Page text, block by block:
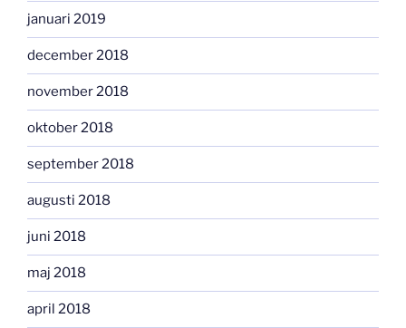
januari 2019
december 2018
november 2018
oktober 2018
september 2018
augusti 2018
juni 2018
maj 2018
april 2018